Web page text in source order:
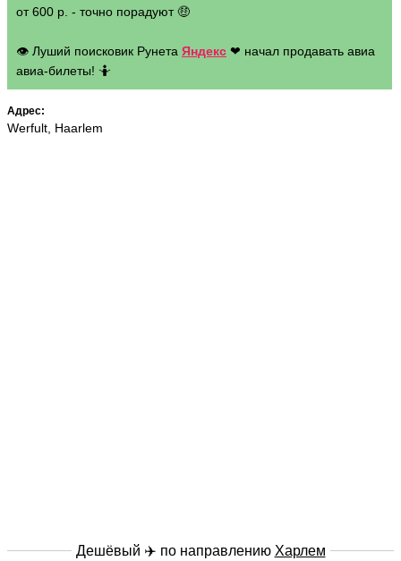
от 600 р. - точно порадуют 🤑
👁 Луший поисковик Рунета Яндекс ❤ начал продавать авиа
авиа-билеты! 🤷
Адрес:
Werfult, Haarlem
Дешёвый ✈️ по направлению Харлем